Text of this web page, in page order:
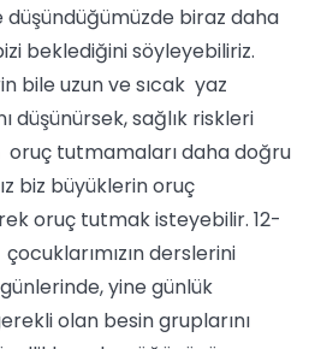
düşündüğümüzde biraz daha
beklediğini söyleyebiliriz.
bile uzun ve sıcak yaz
düşünürsek, sağlık riskleri
oruç tutmamaları daha doğru
biz büyüklerin oruç
oruç tutmak isteyebilir. 12-
derslerini
yine günlük
olan besin gruplarını